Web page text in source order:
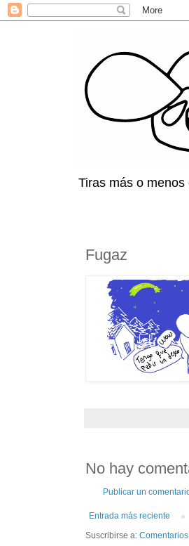
Tiras más o
Fugaz
No hay
Publicar un
Entrada más reciente
Suscribirse a: